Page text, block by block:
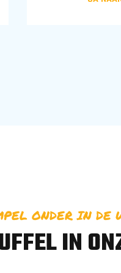
ONDER IN DE
IN